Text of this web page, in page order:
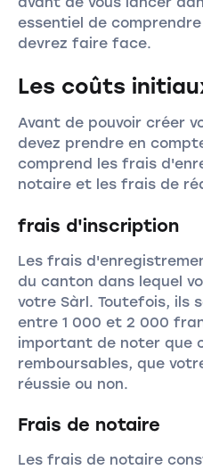
essentiel de
devrez faire face.
Les coûts
Avant de pouvoir créer
devez prendre en
comprend les frais
notaire et les frais de
frais d'inscription
Les frais
du canton dans lequel
votre Sàrl. Toutefois, ils
entre 1 000 et 2 000
important de noter que
remboursables, que
réussie ou non.
Frais de notaire
Les frais de notaire